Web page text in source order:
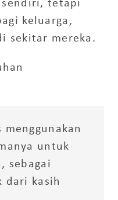
tetapi
keluarga,
sekitar mereka.
untuk
sebagai
dari kasih